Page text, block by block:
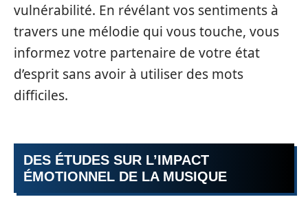
vulnérabilité. En révélant vos sentiments à
travers une mélodie qui vous touche, vous
informez votre partenaire de votre état
d’esprit sans avoir à utiliser des mots
difficiles.
DES ÉTUDES SUR L’IMPACT
ÉMOTIONNEL DE LA MUSIQUE